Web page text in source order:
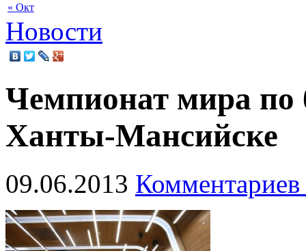
« Окт
Новости
Чемпионат мира по
Ханты-Мансийске
09.06.2013 Комментариев